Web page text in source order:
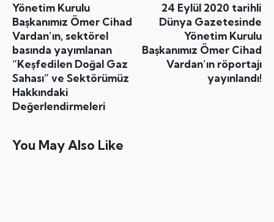
Yönetim Kurulu
Başkanımız Ömer Cihad
Vardan’ın, sektörel
basında yayımlanan
“Keşfedilen Doğal Gaz
Sahası” ve Sektörümüz
Hakkındaki
Değerlendirmeleri
24 Eylül 2020 tarihli
Dünya Gazetesinde
Yönetim Kurulu
Başkanımız Ömer Cihad
Vardan’ın röportajı
yayınlandı!
You May Also Like